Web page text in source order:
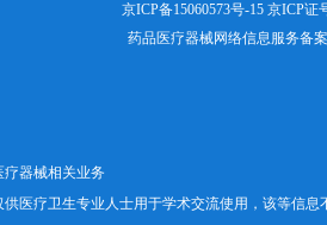
京ICP备15060573号-15京ICP证
药品医疗器械网络信息服务备
器械相关业务
医疗卫生专业人士用于学术交流使用，该等信息